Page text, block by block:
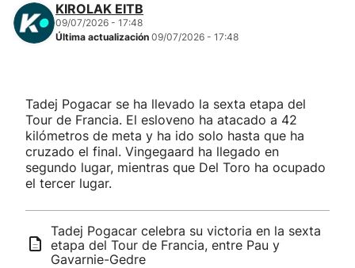
Atletismo
Más deportes
"Helmuga"
KIROLAK EITB
09/07/2026 - 17:48
Última actualización 09/07/2026 - 17:48
Tadej Pogacar se ha llevado la sexta etapa del
Tour de Francia. El esloveno ha atacado a 42
kilómetros de meta y ha ido solo hasta que ha
cruzado el final. Vingegaard ha llegado en
segundo lugar, mientras que Del Toro ha ocupado
el tercer lugar.
Tadej Pogacar celebra su victoria en la sexta
etapa del Tour de Francia, entre Pau y
Gavarnie-Gedre